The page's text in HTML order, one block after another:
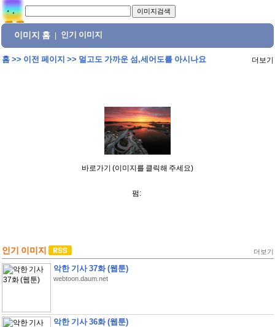
이미지 홈 인기 이미지
홈>> 이전 페이지 >> 멀고도 가까운 섬,세어도를 아시나요 더보기
바로가기 (이미지를 클릭해 주세요)
펌:
인기 이미지 더보기
악한 기사 37화 (웹툰)
webtoon.daum.net
악한 기사 36화 (웹툰)